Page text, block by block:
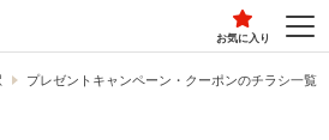
お気に入り
プレゼントキャンペーン・クーポンのチラシ一覧